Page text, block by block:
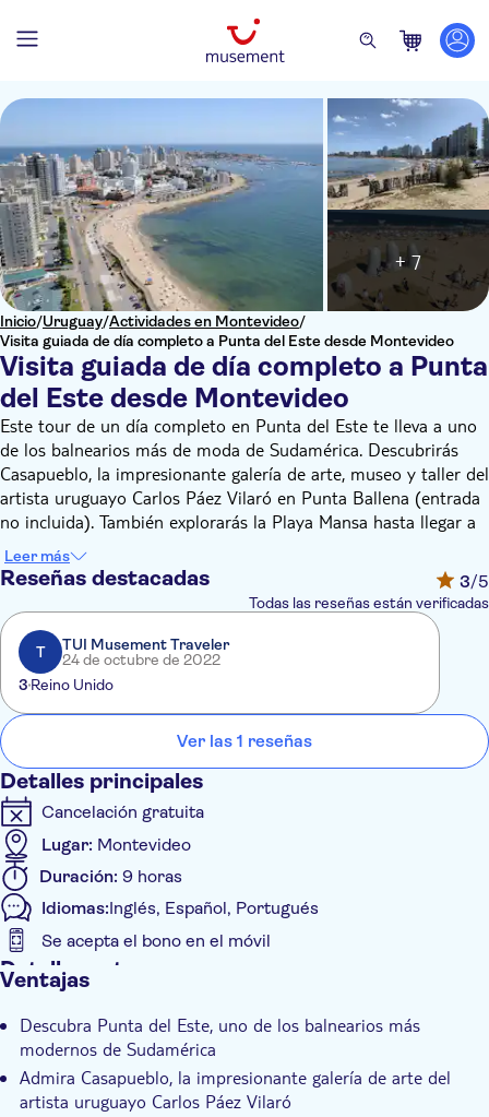
Inicio/Uruguay/Actividades en Montevideo/
Visita guiada de día completo a Punta del Este desde Montevideo
Visita guiada de día completo a Punta
del Este desde Montevideo
+ 7
Este tour de un día completo en Punta del Este te lleva a uno
de los balnearios más de moda de Sudamérica. Descubrirás
Casapueblo, la impresionante galería de arte, museo y taller del
artista uruguayo Carlos Páez Vilaró en Punta Ballena (entrada
no incluida). También explorarás la Playa Mansa hasta llegar a
la península de Punta del Este, con su puerto deportivo y su
maravilloso ambiente marítimo.
Desde Ocean Beach, podrá ver la Isla de los Lobos y la
escultura de La Mano, el monumento más emblemático de
Punta del Este. Un breve recorrido por la Playa de Piriápolis es
también imprescindible. Desde la cima del Cerro San Antonio,
se deleitará con la pintoresca vista de la zona montañosa que
rodea la Playa de Piriápolis. El regreso transcurre por una
impresionante zona verde entre bosques y colinas.
Leer más
Reseñas destacadas 3/5
Todas las reseñas están verificadas
T
TUI Musement Traveler
24 de octubre de 2022
3 Reino Unido
Ver las 1 reseñas
Detalles principales
Cancelación gratuita
Lugar: Montevideo
Duración: 9 horas
Idiomas:Inglés, Español, Portugués
Se acepta el bono en el móvil
Detalles extra
Visita guiada
Transporte incluido
Ventajas
Descubra Punta del Este, uno de los balnearios más
modernos de Sudamérica
Admira Casapueblo, la impresionante galería de arte del
artista uruguayo Carlos Páez Vilaró